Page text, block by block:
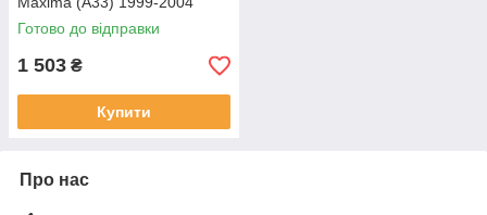
Готово до відправки
1 503 ₴
Купити
Про нас